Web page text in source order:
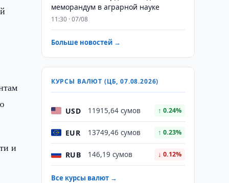
и
меморандум в аграрной науке
11:30 · 07/08
Больше новостей →
КУРСЫ ВАЛЮТ (ЦБ, 07.08.2026)
USD 11915,64 сумов ↑ 0.24%
EUR 13749,46 сумов ↑ 0.23%
RUB 146,19 сумов ↓ 0.12%
Все курсы валют →